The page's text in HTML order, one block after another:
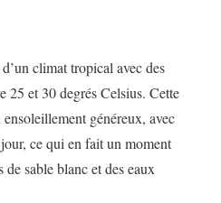
climat tropical avec des
25 et 30 degrés Celsius. Cette
généreux, avec
ce qui en fait un moment
sable blanc et des eaux